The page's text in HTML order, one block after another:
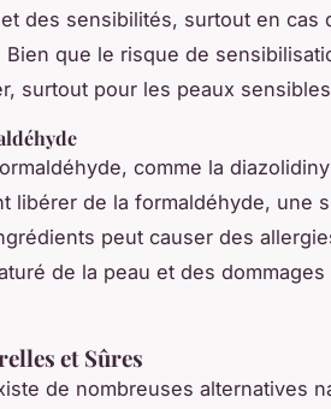
des sensibilités, surtout en cas
que le risque de
surtout pour les peaux
comme la
libérer de la formaldéhyde, une
peut causer des
de la peau et des dommages
et Sûres
de nombreuses alternatives